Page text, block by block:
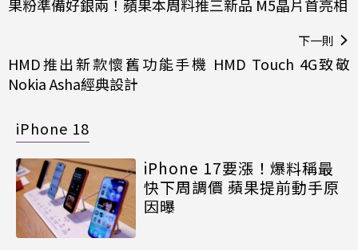
果粉準備好銀兩！蘋果本周料推三新品 M5晶片首亮相
下一則
HMD推出新款懷舊功能手機 HMD Touch 4G致敬
Nokia Asha經典設計
iPhone 18
iPhone 17要漲！爆料稱最
快下周調價 蘋果提前動手原
因曝